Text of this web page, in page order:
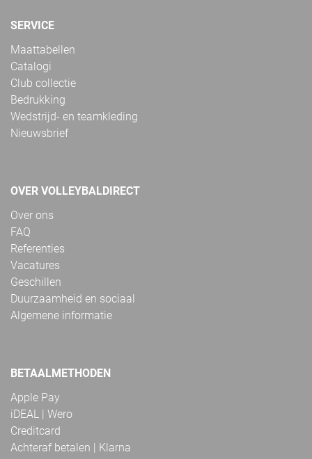
SERVICE
Maattabellen
Catalogi
Club collectie
Bedrukking
Wedstrijd- en teamkleding
Nieuwsbrief
OVER VOLLEYBALDIRECT
Over ons
FAQ
Referenties
Vacatures
Geschillen
Duurzaamheid en sociaal
Algemene informatie
BETAALMETHODEN
Apple Pay
iDEAL | Wero
Creditcard
Achteraf betalen | Klarna